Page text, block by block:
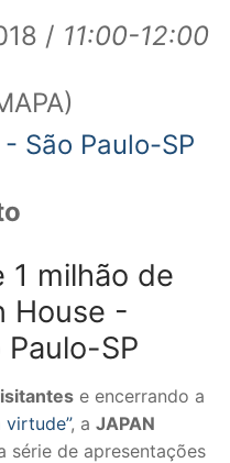
/ 11:00-12:00
São Paulo-SP
1 milhão de
House -
SP
e encerrando a
virtude”, a JAPAN
série de apresentações